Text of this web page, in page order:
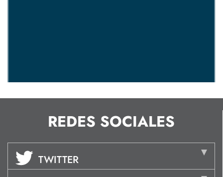
REDES SOCIALES
TWITTER